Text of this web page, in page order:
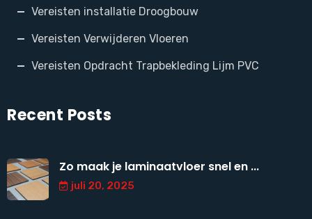
Vereisten installatie Droogbouw
Vereisten Verwijderen Vloeren
Vereisten Opdracht Trapbekleding Lijm PVC
Recent Posts
Zo maak je laminaatvloer snel en ...
juli 20, 2025